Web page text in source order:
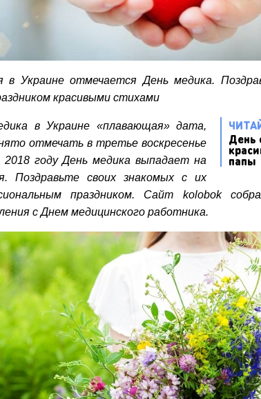
в Украине отмечается День медика.
красивыми стихами
День
папы
в Украине «плавающая» дата,
отмечать в третье воскресенье
году День медика выпадает на
Поздравьте своих знакомых с их
праздником. Сайт kolobok
с Днем медицинского работника.